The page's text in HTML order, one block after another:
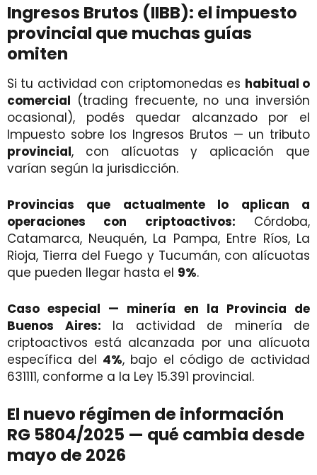
Ingresos Brutos (IIBB): el impuesto
provincial que muchas guías
omiten
Si tu actividad con criptomonedas es habitual o
comercial (trading frecuente, no una inversión
ocasional), podés quedar alcanzado por el
Impuesto sobre los Ingresos Brutos — un tributo
provincial, con alícuotas y aplicación que
varían según la jurisdicción.
Provincias que actualmente lo aplican a
operaciones con criptoactivos: Córdoba,
Catamarca, Neuquén, La Pampa, Entre Ríos, La
Rioja, Tierra del Fuego y Tucumán, con alícuotas
que pueden llegar hasta el 9%.
Caso especial — minería en la Provincia de
Buenos Aires: la actividad de minería de
criptoactivos está alcanzada por una alícuota
específica del 4%, bajo el código de actividad
631111, conforme a la Ley 15.391 provincial.
El nuevo régimen de información
RG 5804/2025 — qué cambia desde
mayo de 2026